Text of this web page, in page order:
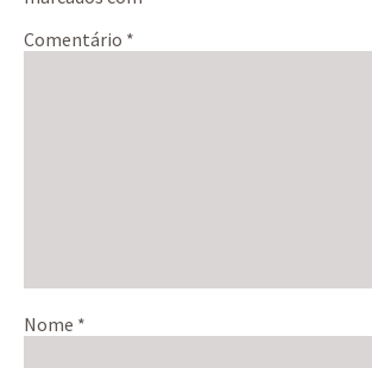
Comentário *
Nome *